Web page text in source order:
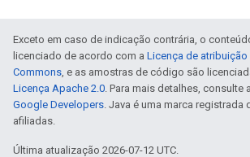
Exceto em caso de indicação contrária, o
licenciado de acordo com a Licença de atribuição
Commons, e as amostras de código são
Licença Apache 2.0. Para mais detalhes, consulte
Google Developers. Java é uma marca registrada
afiliadas.
Última atualização 2026-07-12 UTC.